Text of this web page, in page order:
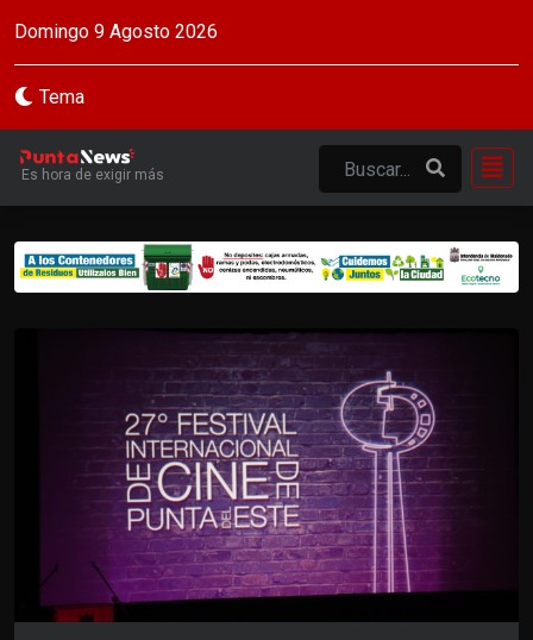
Domingo 9 Agosto 2026
Tema
Es hora de exigir más